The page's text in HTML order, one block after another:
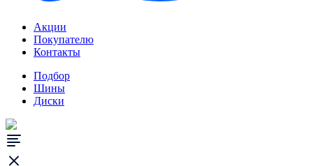
Акции
Покупателю
Контакты
Подбор
Шины
Диски